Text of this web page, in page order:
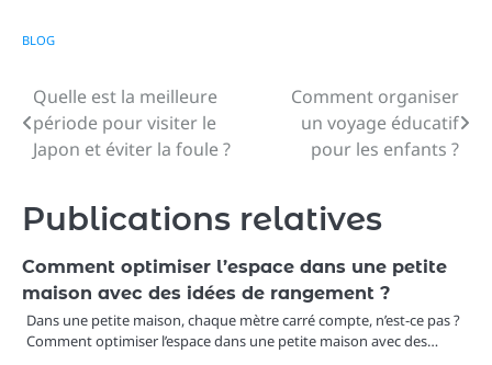
BLOG
Navigation
de
Quelle est la meilleure
période pour visiter le
Japon et éviter la foule ?
Comment organiser
un voyage éducatif
pour les enfants ?
Publications relatives
Comment optimiser l’espace dans une petite
maison avec des idées de rangement ?
Dans une petite maison, chaque mètre carré compte, n’est-ce pas ?
Comment optimiser l’espace dans une petite maison avec des…